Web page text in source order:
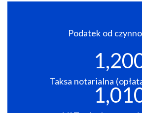
Podatek od
Taksa notarialna